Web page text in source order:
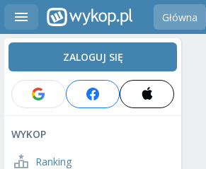
Główna
ZALOGUJ SIĘ
WYKOP
Ranking